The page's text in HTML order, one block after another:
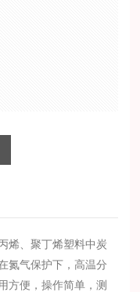
烯、聚丁烯塑料中炭
氮气保护下，高温分
方便，操作简单，测